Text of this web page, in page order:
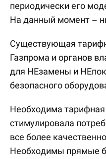
периодически его
На данный момент –
Существующая
Газпрома и органов
для НЕзамены и
безопасного
Необходима
стимулировала
все более
Необходимы прямые